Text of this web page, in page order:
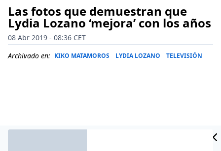
Las fotos que demuestran que
Lydia Lozano ‘mejora’ con los años
08 Abr 2019 - 08:36 CET
Archivado en: KIKO MATAMOROS LYDIA LOZANO TELEVISIÓN